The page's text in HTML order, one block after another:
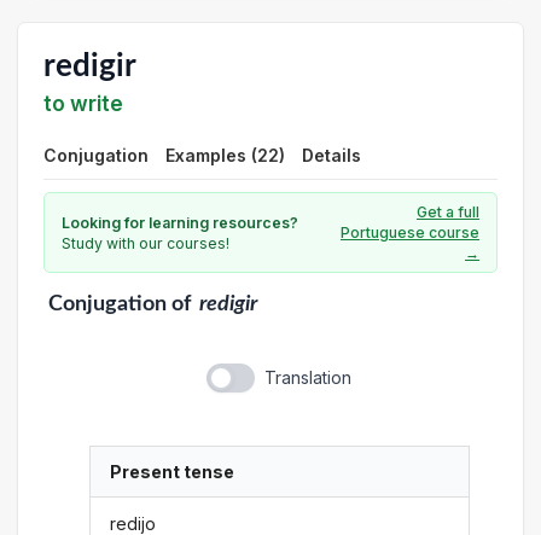
redigir
to write
Conjugation Examples (22) Details
Looking for learning resources?
Study with our courses!
Get a full
Portuguese course
→
Conjugationof redigir
Translation
Present tense
redijo